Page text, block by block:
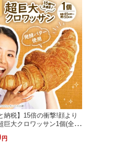
納税】15倍の衝撃!顔より
大クロワッサン1個(全長
【配送不可地域：離
・沖縄県・東北・関東・九
円